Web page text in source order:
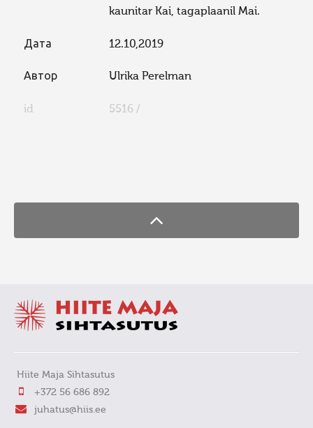
kaunitar Kai, tagaplaanil Mai.
Дата 12.10,2019
Автор Ulrika Perelman
id 5516 /
Hiite Maja Sihtasutus
+372 56 686 892
juhatus@hiis.ee